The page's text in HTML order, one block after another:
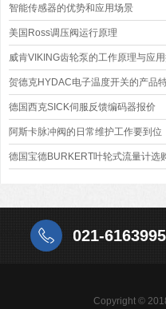
智能传感器的优势和应用场景
美国Ross调压阀运行原理
威肯VIKING齿轮泵的工作原理与应
索
贺德克HYDAC电子温度开关的产品
德国西克SICK伺服反馈编码器报价
阿斯卡脉冲阀的日常维护工作要到位
德国宝德BURKERT叶轮式流量计选
021-
Copyright ©